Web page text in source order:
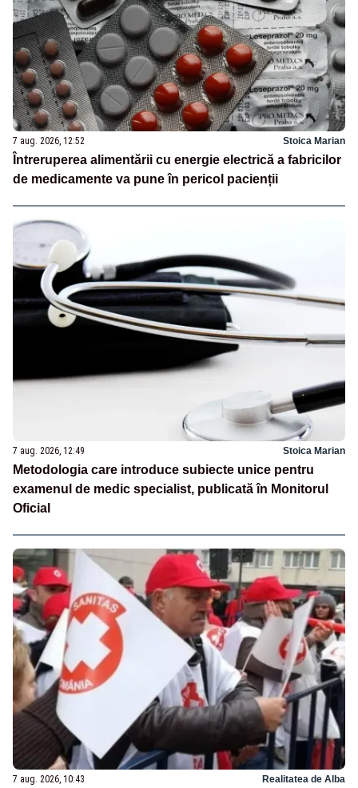
7 aug. 2026, 12:52 Stoica Marian
Întreruperea alimentării cu energie electrică a fabricilor
de medicamente va pune în pericol pacienții
7 aug. 2026, 12:49 Stoica Marian
Metodologia care introduce subiecte unice pentru
examenul de medic specialist, publicată în Monitorul
Oficial
7 aug. 2026, 10:43 Realitatea de Alba